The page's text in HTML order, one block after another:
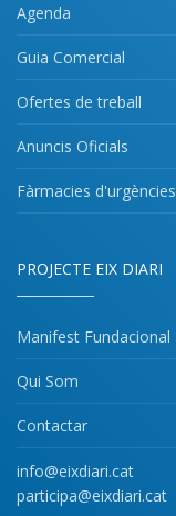
Agenda
Guia Comercial
Ofertes de treball
Anuncis Oficials
Fàrmacies d'urgències
PROJECTE EIX DIARI
Manifest Fundacional
Qui Som
Contactar
info@eixdiari.cat
participa@eixdiari.cat